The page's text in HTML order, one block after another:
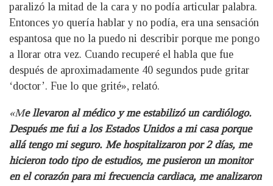
paralizó la mitad de la cara y no podía articular palabra.
Entonces yo quería hablar y no podía, era una sensación
espantosa que no la puedo ni describir porque me pongo
a llorar otra vez. Cuando recuperé el habla que fue
después de aproximadamente 40 segundos pude gritar
‘doctor’. Fue lo que grité», relató.
«Me llevaron al médico y me estabilizó un cardiólogo.
Después me fui a los Estados Unidos a mi casa porque
allá tengo mi seguro. Me hospitalizaron por 2 días, me
hicieron todo tipo de estudios, me pusieron un monitor
en el corazón para mi frecuencia cardiaca, me analizaron